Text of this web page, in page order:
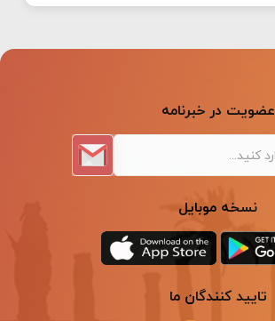
عضویت در خبرنامه
نسخه موبایل
تایید کنندگان ما